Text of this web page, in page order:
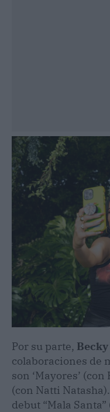
Por su parte, Becky
colaboraciones de
son ‘Mayores’
(con Natti
debut “Mala